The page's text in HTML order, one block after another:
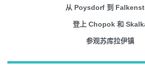
从 Poysdorf 到
登上 Chopok 和
参观苏库拉伊镇